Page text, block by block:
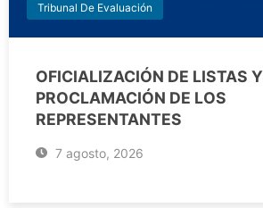
Tribunal De Evaluación
OFICIALIZACIÓN DE LISTAS Y
PROCLAMACIÓN DE LOS
REPRESENTANTES
7 agosto, 2026